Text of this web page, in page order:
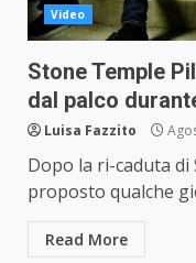
Video
Stone Temple
dal palco
Luisa Fazzito
Dopo la ri-caduta di
proposto qualche
Read More